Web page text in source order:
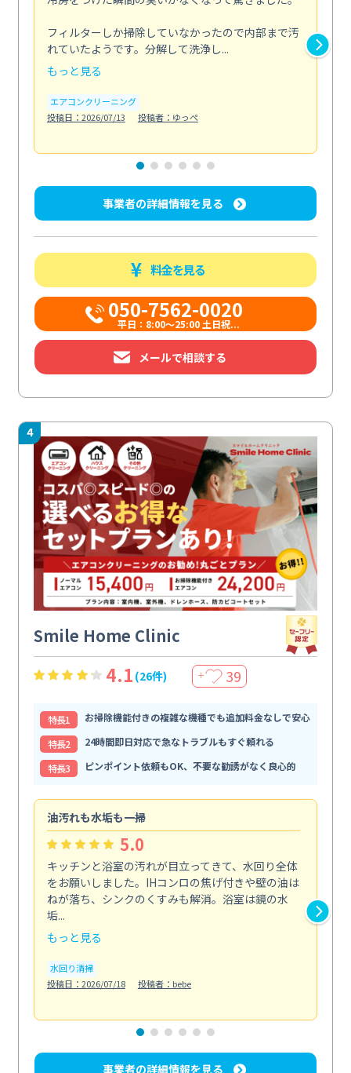
フィルターしか掃除していなかったので内部まで汚
れていたようです。分解して洗浄し...
もっと見る
エアコンクリーニング
投稿日：2026/07/13
投稿者：ゆっぺ
事業者の詳細情報を見る
料金を見る
050-7562-0020
平日：8:00〜25:00 土日祝...
メールで相談する
4
Smile Home Clinic
4.1 (26件) ＋ 39
特⻑1
お掃除機能付きの複雑な機種でも追加料金なしで安心
特⻑2
24時間即日対応で急なトラブルもすぐ頼れる
特⻑3
ピンポイント依頼もOK、不要な勧誘がなく良心的
油汚れも水垢も一掃
5.0
キッチンと浴室の汚れが目立ってきて、水回り全体
をお願いしました。IHコンロの焦げ付きや壁の油は
ねが落ち、シンクのくすみも解消。浴室は鏡の水
垢...
もっと見る
水回り清掃
投稿日：2026/07/18
投稿者：bebe
事業者の詳細情報を見る